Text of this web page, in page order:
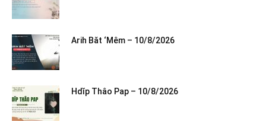
Arih Băt ‘Mêm – 10/8/2026
Hdĭp Thâo Pap – 10/8/2026